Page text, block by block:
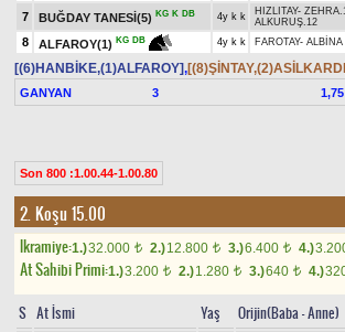
7 BUĞDAY TANESİ(5) KG K DB 4y k k HIZLITAY-
ALKURUŞ.12
8
ALFAROY(1) KG DB 4y k k FAROTAY- ALBİNA
[(6)HANBİKE,(1)ALFAROY],
GANYAN 3
Son 800 :1.00.44-1.00.80
2. Koşu 15.00
Ikramiye:1.)32.000 t 2.)12.800 t 3.)6.400 t 4.)
At Sahibi Primi:1.)3.200 t 2.)1.280 t 3.)640 t 4.)
S At İsmi Yaş Orijin(Baba - Anne)